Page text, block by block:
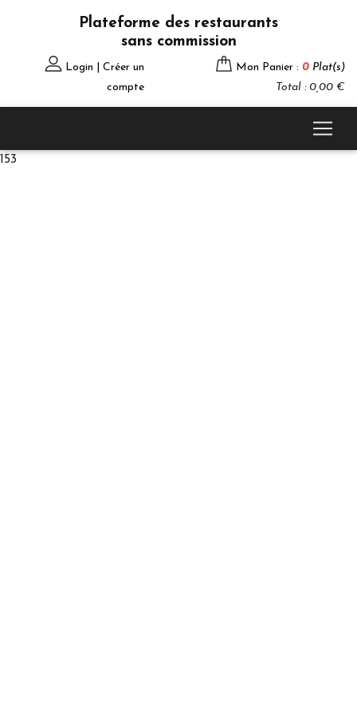
Plateforme des restaurants
sans commission
Login | Créer un
compte
Mon Panier : 0 Plat(s)
Total : 0,00 €
153